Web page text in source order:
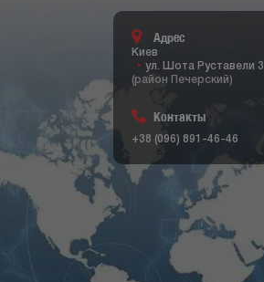
Адрес
Киев
ул. Шота Руставели 3
(район Печерский)
Контакты
+38 (096) 891-46-46